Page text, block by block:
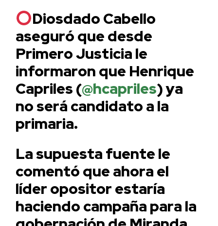
Diosdado Cabello
aseguró que desde
Primero Justicia le
informaron que Henrique
Capriles (@hcapriles) ya
no será candidato a la
primaria.
La supuesta fuente le
comentó que ahora el
líder opositor estaría
haciendo campaña para la